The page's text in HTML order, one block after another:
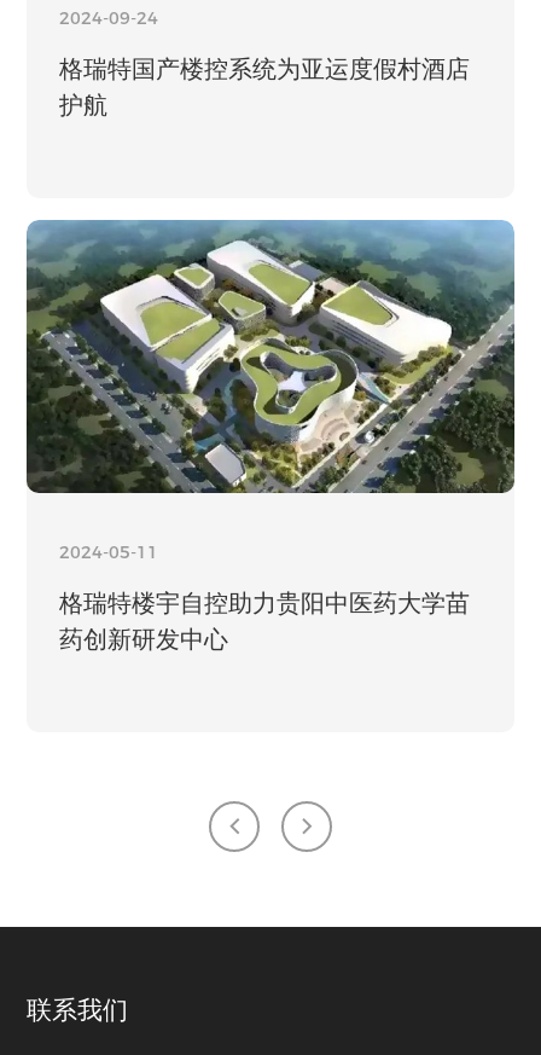
2024-09-24
格瑞特国产楼控系统为亚运度假村酒店
护航
2024-05-11
格瑞特楼宇自控助力贵阳中医药大学苗
药创新研发中心
联系我们